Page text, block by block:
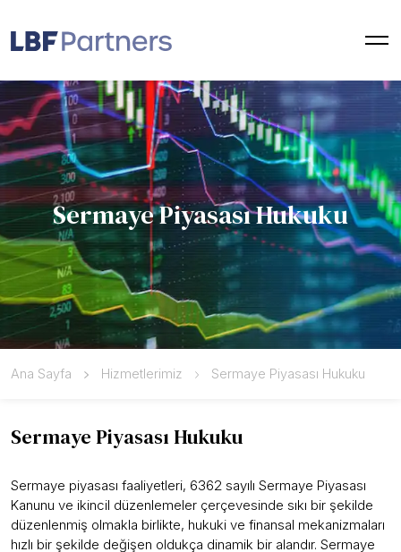
Sermaye Piyasası Hukuku
Ana Sayfa Hizmetlerimiz Sermaye Piyasası Hukuku
Sermaye Piyasası Hukuku
Sermaye piyasası faaliyetleri, 6362 sayılı Sermaye Piyasası
Kanunu ve ikincil düzenlemeler çerçevesinde sıkı bir şekilde
düzenlenmiş olmakla birlikte, hukuki ve finansal mekanizmaları
hızlı bir şekilde değişen oldukça dinamik bir alandır. Sermaye